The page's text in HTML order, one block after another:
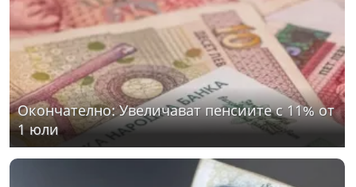
Окончателно: Увеличават пенсиите с 11% от
1 юли